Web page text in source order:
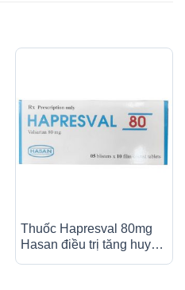
Thuốc Hapresval 80mg
Hasan điều trị tăng huyết